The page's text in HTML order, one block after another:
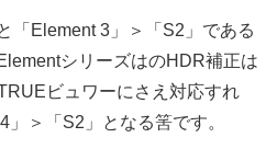
「Element 3」＞「S2」である
シリーズはのHDR補正は
ビュワーにさえ対応すれ
＞「S2」となる筈です。